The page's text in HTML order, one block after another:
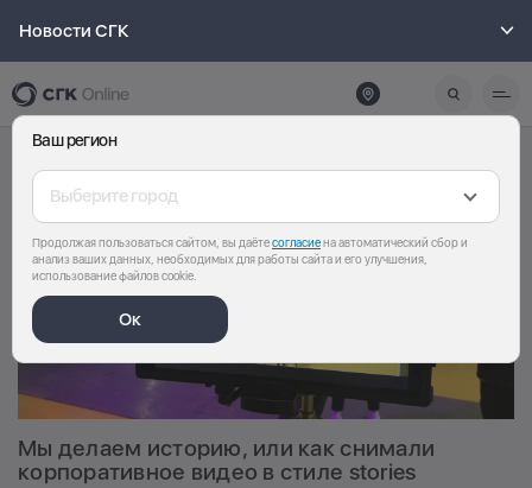
Новости СГК
Ваш регион
Выберите город
Продолжая пользоваться сайтом, вы даётесогласиена автоматический сбор и
анализ ваших данных, необходимых для работы сайта и его улучшения,
использование файлов cookie.
Ок
Мы делаем историю, или как снимали
корпоративное видео в стиле stories